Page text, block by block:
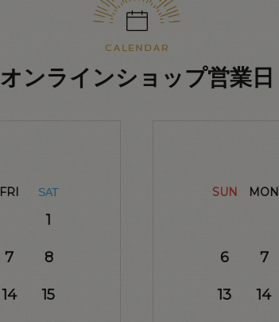
オンラインショップ営業日
FRI SAT
1
7 8
14 15
SUN MON
6 7
13 14